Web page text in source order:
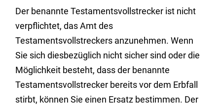
Der benannte Testamentsvollstrecker ist nicht
verpflichtet, das Amt des
Testamentsvollstreckers anzunehmen. Wenn
Sie sich diesbezüglich nicht sicher sind oder die
Möglichkeit besteht, dass der benannte
Testamentsvollstrecker bereits vor dem Erbfall
stirbt, können Sie einen Ersatz bestimmen. Der